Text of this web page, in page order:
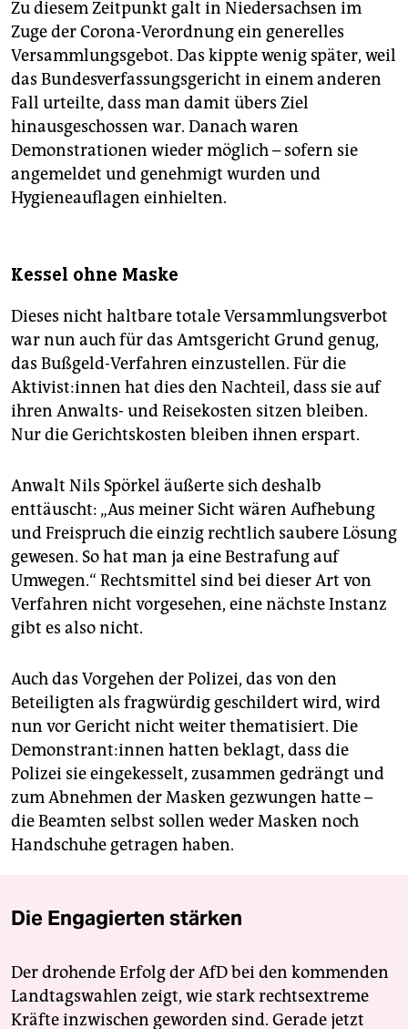
Zu diesem Zeitpunkt galt in Niedersachsen im
Zuge der Corona-Verordnung ein generelles
Versammlungsgebot. Das kippte wenig später, weil
das Bundesverfassungsgericht in einem anderen
Fall urteilte, dass man damit übers Ziel
hinausgeschossen war. Danach waren
Demonstrationen wieder möglich – sofern sie
angemeldet und genehmigt wurden und
Hygieneauflagen einhielten.
Kessel ohne Maske
Dieses nicht haltbare totale Versammlungsverbot
war nun auch für das Amtsgericht Grund genug,
das Bußgeld-Verfahren einzustellen. Für die
Aktivist:innen hat dies den Nachteil, dass sie auf
ihren Anwalts- und Reisekosten sitzen bleiben.
Nur die Gerichtskosten bleiben ihnen erspart.
Anwalt Nils Spörkel äußerte sich deshalb
enttäuscht: „Aus meiner Sicht wären Aufhebung
und Freispruch die einzig rechtlich saubere Lösung
gewesen. So hat man ja eine Bestrafung auf
Umwegen.“ Rechtsmittel sind bei dieser Art von
Verfahren nicht vorgesehen, eine nächste Instanz
gibt es also nicht.
Auch das Vorgehen der Polizei, das von den
Beteiligten als fragwürdig geschildert wird, wird
nun vor Gericht nicht weiter thematisiert. Die
Demonstrant:innen hatten beklagt, dass die
Polizei sie eingekesselt, zusammen gedrängt und
zum Abnehmen der Masken gezwungen hatte –
die Beamten selbst sollen weder Masken noch
Handschuhe getragen haben.
Die Engagierten stärken
Der drohende Erfolg der AfD bei den kommenden
Landtagswahlen zeigt, wie stark rechtsextreme
Kräfte inzwischen geworden sind. Gerade jetzt